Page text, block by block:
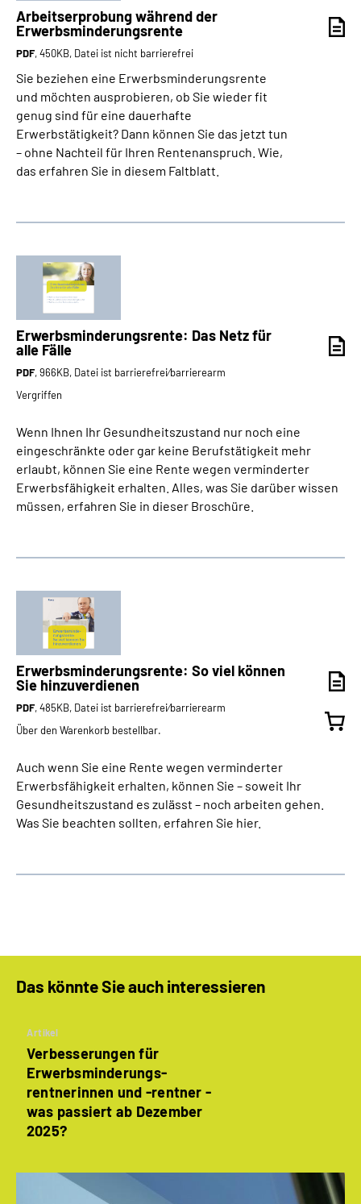
Arbeitserprobung während der
Erwerbsminderungsrente
PDF, 450KB, Datei ist nicht barrierefrei
Sie beziehen eine Erwerbsminderungsrente
und möchten ausprobieren, ob Sie wieder fit
genug sind für eine dauerhafte
Erwerbstätigkeit? Dann können Sie das jetzt tun
– ohne Nachteil für Ihren Rentenanspruch. Wie,
das erfahren Sie in diesem Faltblatt.
Erwerbsminderungs­rente: Das Netz für
alle Fälle
PDF, 966KB, Datei ist barrierefrei⁄barrierearm
Vergriffen
Wenn Ihnen Ihr Gesundheitszustand nur noch eine
eingeschränkte oder gar keine Berufstätigkeit mehr
erlaubt, können Sie eine Rente wegen verminderter
Erwerbsfähigkeit erhalten. Alles, was Sie darüber wissen
müssen, erfahren Sie in dieser Broschüre.
Erwerbsminderungs­rente: So viel können
Sie hinzuverdienen
PDF, 485KB, Datei ist barrierefrei⁄barrierearm
Über den Warenkorb bestellbar.
Auch wenn Sie eine Rente wegen verminderter
Erwerbsfähigkeit erhalten, können Sie – soweit Ihr
Gesundheitszustand es zulässt – noch arbeiten gehen.
Was Sie beachten sollten, erfahren Sie hier.
Das könnte Sie auch interessieren
Artikel
Verbesserungen für
Erwerbsminderungs­
rentnerinnen und -rentner -
was passiert ab Dezember
2025?